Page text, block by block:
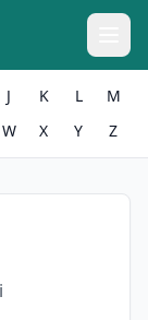
J K L
M
W X Y Z